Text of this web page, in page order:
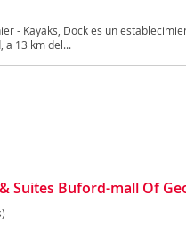
- Kayaks, Dock es un
a 13 km del...
Suites Buford-mall Of